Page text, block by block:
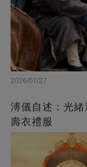
2026/07/27
溥儀自述：光
壽衣禮服